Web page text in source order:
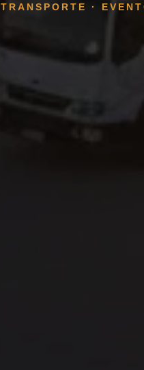
TRANSPORTE ·